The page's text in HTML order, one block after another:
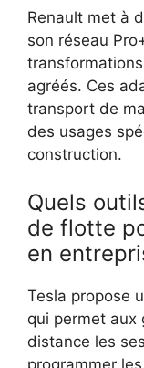
Renault met à
son réseau
agréés. Ces
transport de
des usages
construction.
Quels
de flotte
en
Tesla propose
qui permet aux
distance les
programmer